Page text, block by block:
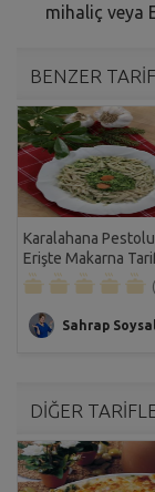
mihaliç veya
BENZER
Karalahana Pestolu
Erişte Makarna
Sahrap Soysal
DİĞER